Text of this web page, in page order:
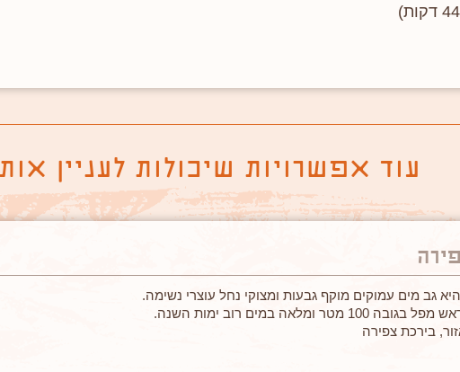
עוד אפשרויות שיכולות לעניין
גב מים עמוקים מוקף גבעות ומצוקי נחל עוצרי נשימה.
מטר ומלאה במים רוב ימות השנה.
בירכת צפירה